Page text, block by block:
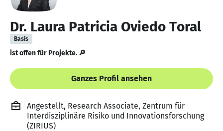
Dr. Laura Patricia Oviedo Toral
Basis
ist offen für Projekte. 🔎
Ganzes Profil ansehen
Angestellt, Research Associate, Zentrum für
Interdisziplinäre Risiko und Innovationsforschung
(ZIRIUS)